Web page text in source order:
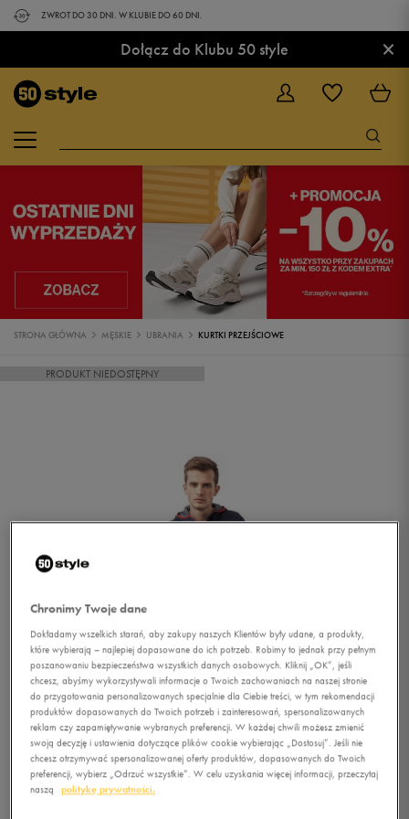
ZWROT DO 30 DNI. W KLUBIE DO 60 DNI.
Dołącz do Klubu 50 style ×
STRONA GŁÓWNA MĘSKIE UBRANIA KURTKI PRZEJŚCIOWE
PRODUKT NIEDOSTĘPNY
Chronimy Twoje dane
Dokładamy wszelkich starań, aby zakupy naszych Klientów były udane, a produkty,
które wybierają – najlepiej dopasowane do ich potrzeb. Robimy to jednak przy pełnym
poszanowaniu bezpieczeństwa wszystkich danych osobowych. Kliknij „OK”, jeśli
chcesz, abyśmy wykorzystywali informacje o Twoich zachowaniach na naszej stronie
do przygotowania personalizowanych specjalnie dla Ciebie treści, w tym rekomendacji
produktów dopasowanych do Twoich potrzeb i zainteresowań, spersonalizowanych
reklam czy zapamiętywanie wybranych preferencji. W każdej chwili możesz zmienić
swoją decyzję i ustawienia dotyczące plików cookie wybierając „Dostosuj”. Jeśli nie
chcesz otrzymywać spersonalizowanej oferty produktów, dopasowanych do Twoich
preferencji, wybierz „Odrzuć wszystkie”. W celu uzyskania więcej informacji, przeczytaj
naszą
politykę prywatności.